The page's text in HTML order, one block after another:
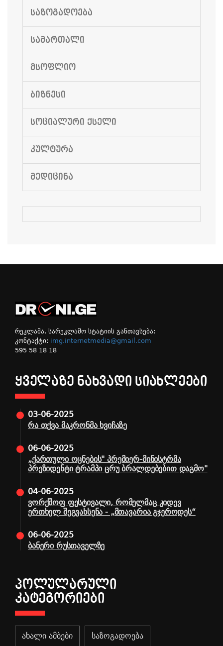
ᲡᲐᲖᲝᲒᲐᲓᲝᲔᲑᲐ
ᲡᲐᲛᲐᲠᲗᲐᲚᲘ
ᲛᲡᲝᲤᲚᲘᲝ
ᲑᲘᲖᲜᲔᲡᲘ
ᲡᲝᲪᲘᲐᲚᲣᲠᲘ ᲥᲡᲔᲚᲘ
ᲙᲣᲚᲢᲣᲠᲐ
ᲛᲔᲓᲘᲪᲘᲜᲐ
რეკლამა, სარეკლამო სტატიის განთავსება:
კონტაქტი: img.internetmedia@gmail.com
595 58 18 18
ᲧᲕᲔᲚᲐᲖᲔ ᲜᲐᲮᲕᲐᲓᲘ ᲡᲘᲐᲮᲚᲔᲔᲑᲘ
03-06-2025
რა თქვა მაკრონმა ხვიჩაზე
06-06-2025
„ქართული ოცნების" პრემიერ-მინისტრმა
პრეზიდენტი ტრამპი ცრუ ბრალდებებით დაგმო"
04-06-2025
ვორქშოფ ფესტივალი, რომელმაც კიდევ
ერთხელ შეგვახსენა - „მთავარია გჯეროდეს“
06-06-2025
ბანერი რუსთაველზე
ᲞᲝᲚᲣᲚᲐᲠᲣᲚᲘ
ᲙᲐᲢᲔᲒᲝᲠᲘᲔᲑᲘ
ახალი ამბები საზოგადოება